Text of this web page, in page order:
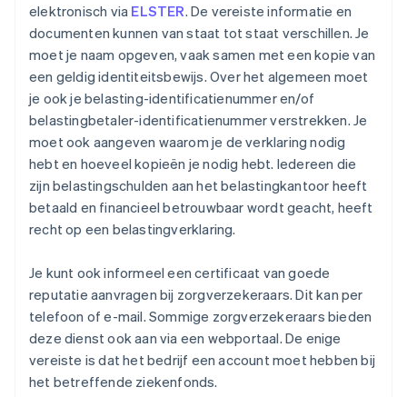
elektronisch via ELSTER. De vereiste informatie en
documenten kunnen van staat tot staat verschillen. Je
moet je naam opgeven, vaak samen met een kopie van
een geldig identiteitsbewijs. Over het algemeen moet
je ook je belasting-identificatienummer en/of
belastingbetaler-identificatienummer verstrekken. Je
moet ook aangeven waarom je de verklaring nodig
hebt en hoeveel kopieën je nodig hebt. Iedereen die
zijn belastingschulden aan het belastingkantoor heeft
betaald en financieel betrouwbaar wordt geacht, heeft
recht op een belastingverklaring.
Je kunt ook informeel een certificaat van goede
reputatie aanvragen bij zorgverzekeraars. Dit kan per
telefoon of e-mail. Sommige zorgverzekeraars bieden
deze dienst ook aan via een webportaal. De enige
vereiste is dat het bedrijf een account moet hebben bij
het betreffende ziekenfonds.